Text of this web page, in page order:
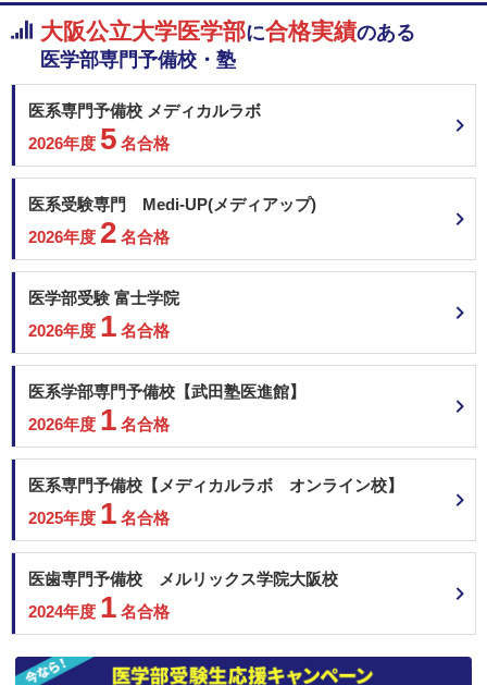
藤田医科大学 一般（一般枠）
藤田医科大学 一般（地域枠）
関西医科大学 地域枠学校推薦型選抜（専願制）
関西医科大学 一般前期
福岡大学 共通テスト利用型（Ⅰ期）
福岡大学 一般
順天堂大学 地域枠選抜
順天堂大学 前期共通テスト利用
順天堂大学 一般 (A方式)
東京医科大学 共通テスト利用
東京医科大学 一般
埼玉医科大学 一般前期
北里大学 一般
昭和医科大学 一般選抜入試（Ⅰ期）
東海大学 静岡県地域枠
東海大学 神奈川地域枠
東海大学 大学入学共通テスト利用
東海大学 一般入試
東邦大学 一般
近畿大学 共通テスト利用 前期
順天堂大学 地域枠選抜
順天堂大学 一般 (A方式)
大阪公立大学医学部に合格実績のある
医学部専門予備校・塾
医系専門予備校 メディカルラボ
2026年度 5 名合格
医系受験専門 Medi-UP(メディアップ)
2026年度 2 名合格
医学部受験 富士学院
2026年度 1 名合格
医系学部専門予備校【武田塾医進館】
2026年度 1 名合格
医系専門予備校【メディカルラボ オンライン校】
2025年度 1 名合格
医歯専門予備校 メルリックス学院大阪校
2024年度 1 名合格